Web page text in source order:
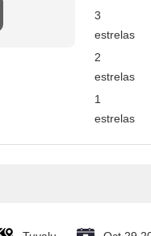
3
estrelas
2
estrelas
1
estrelas